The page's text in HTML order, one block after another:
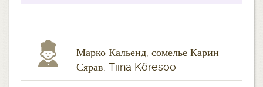
Марко Кальенд, сомелье Карин
Сярав, Tiina Kõresoo